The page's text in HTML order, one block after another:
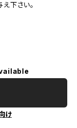
下さい。
け